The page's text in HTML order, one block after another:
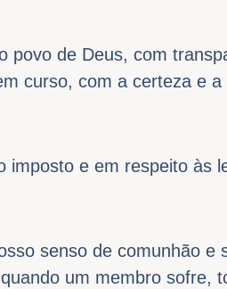
povo de Deus, com
curso, com a certeza e
imposto e em respeito às
senso de comunhão e
um membro sofre,